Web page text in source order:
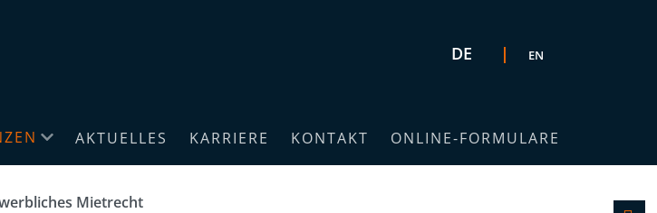
DE EN
AKTUELLES KARRIERE KONTAKT ONLINE-FORMULARE
Mietrecht